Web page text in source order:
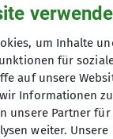
an und
Die
um den
zu besteigen,
selbst die
um Inhalte
für
auf unsere
Informationen
unsere Partner
weiter.